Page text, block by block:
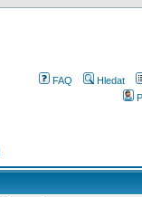
FAQ
Hledat